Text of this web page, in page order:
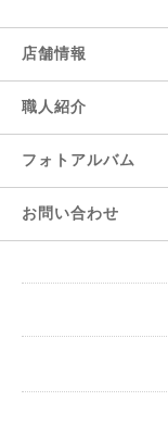
店舗情報
職人紹介
フォトアルバム
お問い合わせ